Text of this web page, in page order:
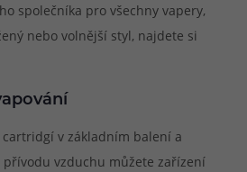
společníka pro všechny vapery,
nebo volnější styl, najdete si
v základním balení a
přívodu vzduchu můžete zařízení